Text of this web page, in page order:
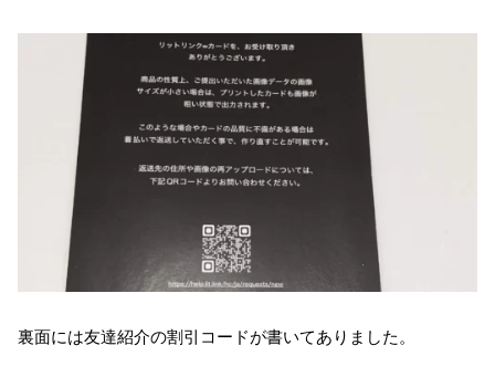
裏面には友達紹介の割引コードが書いてありました。